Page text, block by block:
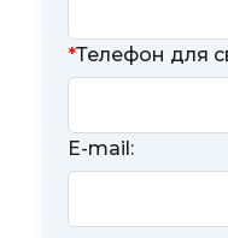
*Телефон для
E-mail: